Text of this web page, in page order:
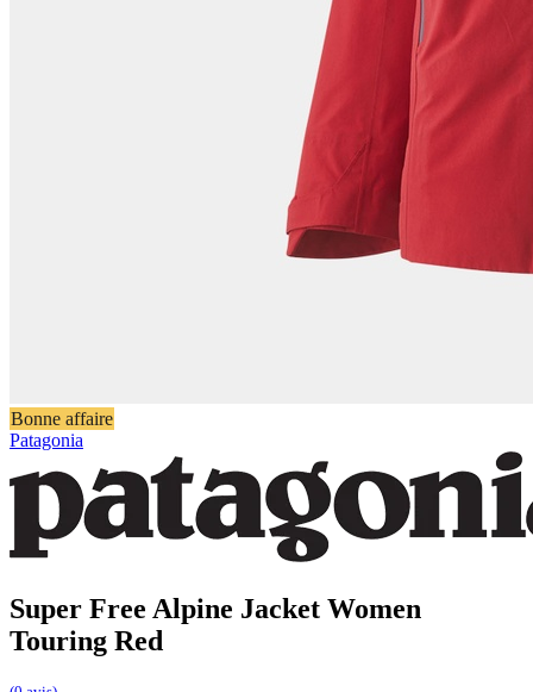
Bonne affaire
Patagonia
Super Free Alpine Jacket Women
Touring Red